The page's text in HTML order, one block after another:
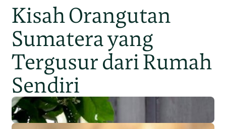
sulawesi
Kisah Orangutan
Sumatera yang
Tergusur dari Rumah
Sendiri